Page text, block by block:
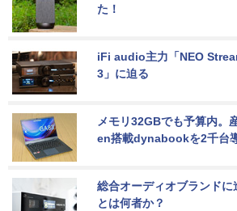
た！
iFi audio主力「NEO
3」に迫る
メモリ32GBでも予算内。
en搭載dynabookを2千台
総合オーディオブランド
とは何者か？